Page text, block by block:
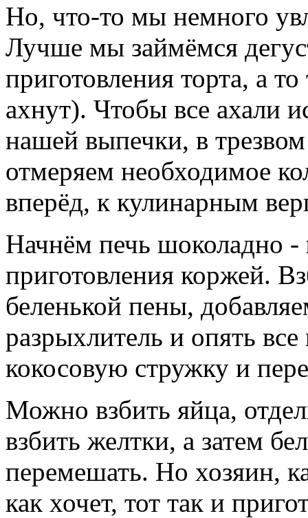
Но, что-то мы немного
Лучше мы займёмся
приготовления торта, а
ахнут). Чтобы все ахали
нашей выпечки, в
отмеряем необходимое
вперёд, к кулинарным
Начнём печь шоколадно -
приготовления коржей.
беленькой пены,
разрыхлитель и опять
кокосовую стружку и
Можно взбить яйца,
взбить желтки, а затем
перемешать. Но хозяин,
как хочет, тот так и